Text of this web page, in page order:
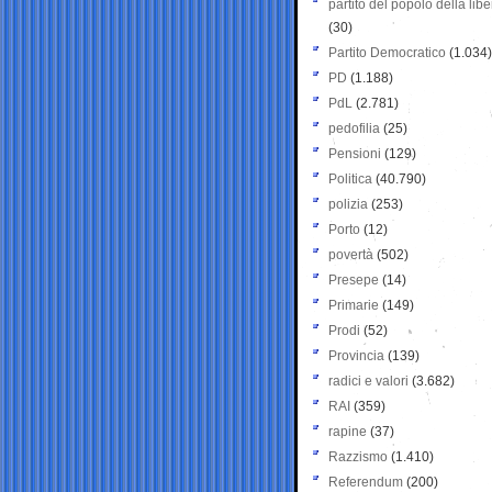
partito del popolo della
(30)
Partito Democratico (1.034)
PD (1.188)
PdL (2.781)
pedofilia (25)
Pensioni (129)
Politica (40.790)
polizia (253)
Porto (12)
povertà (502)
Presepe (14)
Primarie (149)
Prodi (52)
Provincia (139)
radici e valori (3.682)
RAI (359)
rapine (37)
Razzismo (1.410)
Referendum (200)